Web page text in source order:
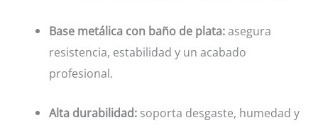
Base metálica con baño de plata:asegura
resistencia, estabilidad y un acabado
profesional.
Alta durabilidad: soporta desgaste, humedad y